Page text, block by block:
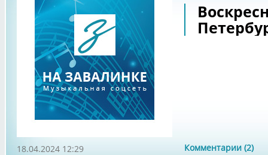
Комментарии (2)
18.04.2024 12:29